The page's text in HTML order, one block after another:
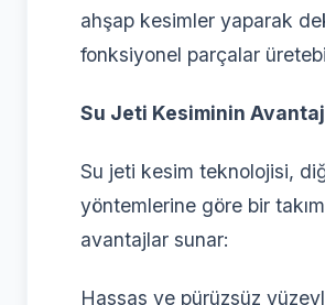
ahşap kesimler yaparak
fonksiyonel parçalar
Su Jeti Kesiminin
Su jeti kesim teknolojisi,
yöntemlerine göre bir takım
avantajlar sunar:
Hassas ve pürüzsüz